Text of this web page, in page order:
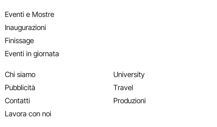
Eventi e Mostre
Inaugurazioni
Finissage
Eventi in giornata
Chi siamo
Pubblicità
Contatti
Lavora con noi
University
Travel
Produzioni